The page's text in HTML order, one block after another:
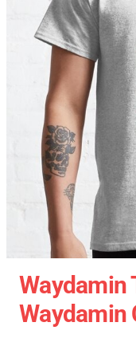
Waydamin
Waydamin